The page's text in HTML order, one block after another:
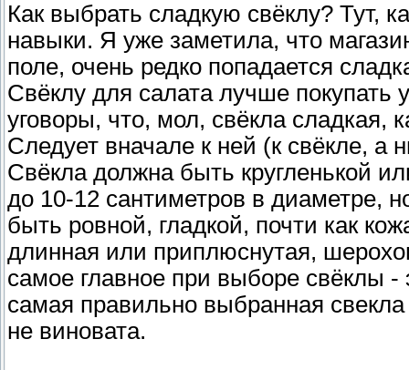
Как выбрать сладкую свёклу? Тут,
навыки. Я уже заметила, что
поле, очень редко попадается
Свёклу для салата лучше покупать
уговоры, что, мол, свёкла сладкая,
Следует вначале к ней (к свёкле, а
Свёкла должна быть кругленькой
до 10-12 сантиметров в диаметре,
быть ровной, гладкой, почти как
длинная или приплюснутая,
самое главное при выборе свёклы -
самая правильно выбранная
не виновата.